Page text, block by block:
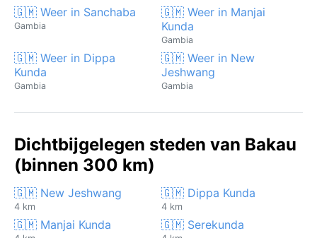
🇬🇲 Weer in Sanchaba
Gambia
🇬🇲 Weer in Manjai
Kunda
Gambia
🇬🇲 Weer in Dippa
Kunda
Gambia
🇬🇲 Weer in New
Jeshwang
Gambia
Dichtbijgelegen steden van Bakau
(binnen 300 km)
🇬🇲 New Jeshwang
4 km
🇬🇲 Dippa Kunda
4 km
🇬🇲 Manjai Kunda 🇬🇲 Serekunda